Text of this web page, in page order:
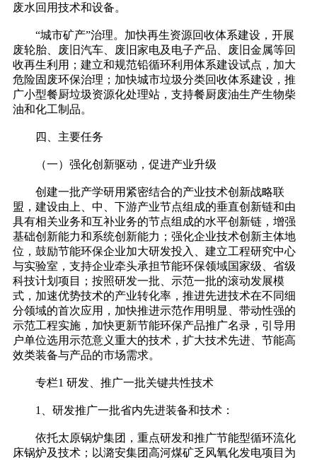
废水回用技术和设备。
“城市矿产”治理。加快再生资源回收体系建设，开展
废轮胎、废旧汽车、废旧家电及电子产品、废旧金属等回
收再生利用；建立和规范铅循环利用体系建设试点，加大
危险固废环保治理；加快城市垃圾分类回收体系建设，推
广小型餐厨垃圾资源化处理站，支持餐厨废油生产生物柴
油和化工制品。
四、主要任务
（一）强化创新驱动，促进产业升级
创建一批产学研用紧密结合的产业技术创新战略联
盟，建设由上、中、下游产业节点组成的垂直创新链和由
具有相关业务和互补业务的节点组成的水平创新链，增强
基础创新能力和系统创新能力；强化企业技术创新主体地
位，鼓励节能环保企业加大研发投入、建立工程研究中心
与实验室，支持企业牵头承担节能环保领域国家级、省级
科技计划项目；按照研发一批、示范一批的滚动发展模
式，加速优势技术的产业转化率，推进先进技术在不同细
分领域的首次应用，加快推进示范作用明显、带动性强的
示范工程实施，加快更新节能环保产品推广名录，引导用
户单位选用示范意义重大的技术，扩大技术先进、节能高
效类装备与产品的市场需求。
专栏1 研发、推广一批关键共性技术
1、研发推广一批省内先进装备和技术：
依托太原锅炉集团，重点研发和推广节能型循环流化
床锅炉及技术；以潞安集团高河煤矿乏风氧化发电项目为